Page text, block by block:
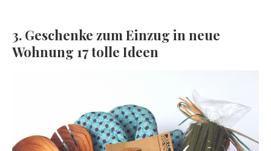
3. Geschenke zum Einzug in neue
Wohnung 17 tolle Ideen